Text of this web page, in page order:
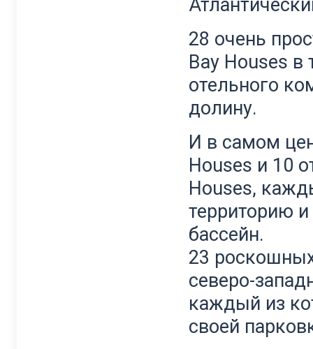
28 очень
Bay Houses в
отельного
долину.
И в самом
Houses и 10
Houses,
территорию
бассейн.
23
северо-
каждый из
своей